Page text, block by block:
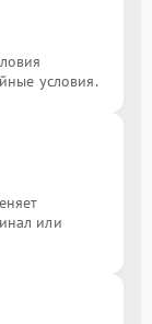
условия.
или